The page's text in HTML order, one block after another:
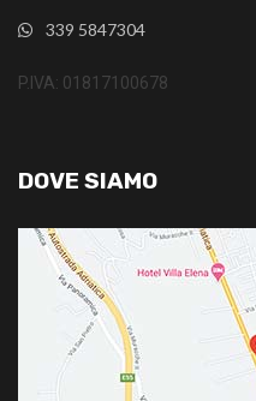
339 5847304
P.IVA: 01817100678
DOVE SIAMO